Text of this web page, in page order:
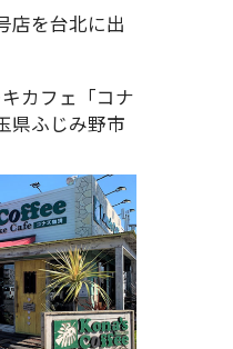
店を台北に出
カフェ「コナ
県ふじみ野市